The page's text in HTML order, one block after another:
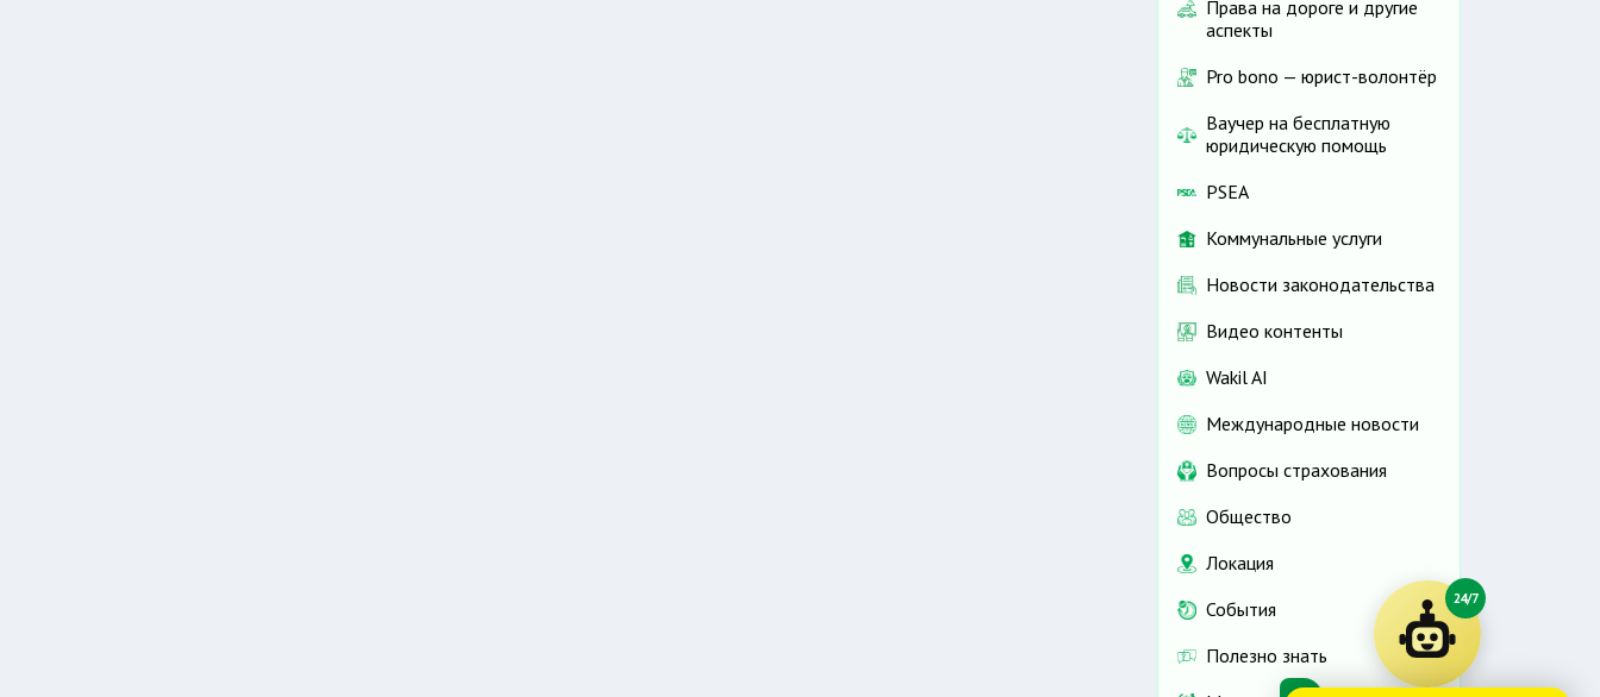
Права на дороге и другие
аспекты
Pro bono — юрист-волонтёр
Ваучер на бесплатную
юридическую помощь
PSEA
Коммунальные услуги
Новости законодательства
Видео контенты
Wakil AI
Международные новости
Вопросы страхования
Общество
Локация
События
Полезно знать
24/7